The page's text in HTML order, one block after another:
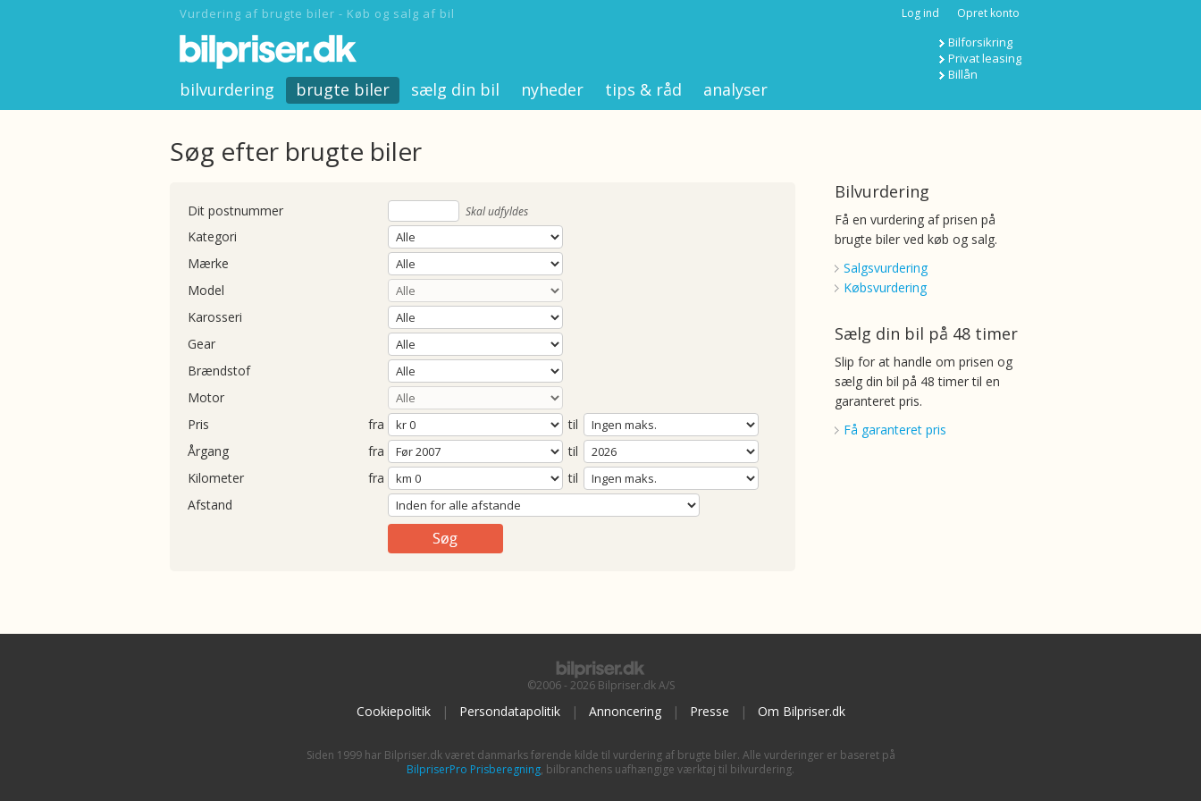
Vurdering af brugte biler - Køb og salg af bil Log ind Opret konto
Bilforsikring
Privat leasing
Billån
bilvurdering brugte biler sælg din bil nyheder tips & råd analyser
Søg efter brugte biler
Dit postnummer Skal udfyldes
Kategori
Mærke
Model
Karosseri
Gear
Brændstof
Motor
Pris
fra
til
Årgang
fra
til
Kilometer
fra
til
Afstand
Bilvurdering
Få en vurdering af prisen på
brugte biler ved køb og salg.
Salgsvurdering
Købsvurdering
Sælg din bil på 48 timer
Slip for at handle om prisen og
sælg din bil på 48 timer til en
garanteret pris.
Få garanteret pris
©2006 - 2026 Bilpriser.dk A/S
Cookiepolitik | Persondatapolitik | Annoncering | Presse | Om Bilpriser.dk
Siden 1999 har Bilpriser.dk været danmarks førende kilde til vurdering af brugte biler. Alle vurderinger er baseret på
BilpriserPro Prisberegning, bilbranchens uafhængige værktøj til bilvurdering.